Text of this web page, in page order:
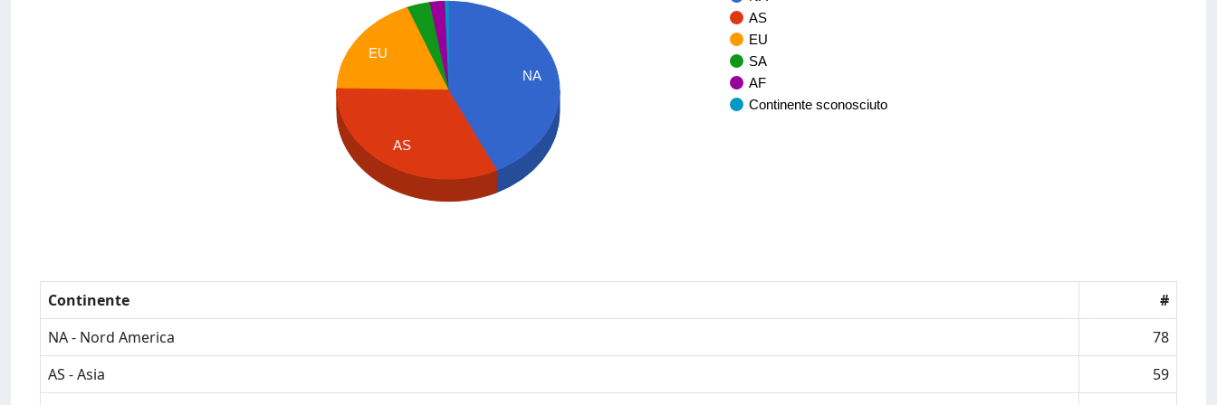
AS
EU
SA
AF
Continente sconosciuto
NA
EU
AS
Continente
#
NA - Nord America
78
AS - Asia
59